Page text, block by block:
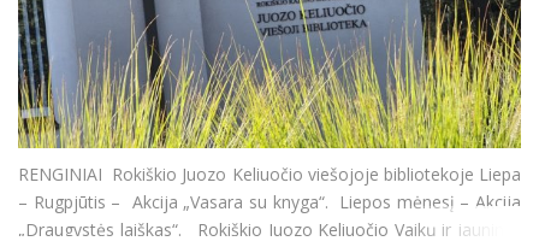
RENGINIAI Rokiškio Juozo Keliuočio viešojoje bibliotekoje Liepa
– Rugpjūtis – Akcija „Vasara su knyga“. Liepos mėnesį – Akcija
„Draugystės laiškas“. Rokiškio Juozo Keliuočio Vaikų ir jaunimo